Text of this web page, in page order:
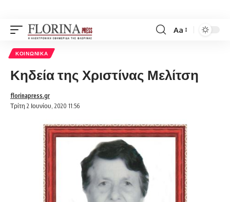
Font
Aa
ΚΟΙΝΩΝΙΚΆ
Κηδεία της Χριστίνας Μελίτση
Τρίτη 2 Ιουνίου, 2020 11:56
florinapress.gr